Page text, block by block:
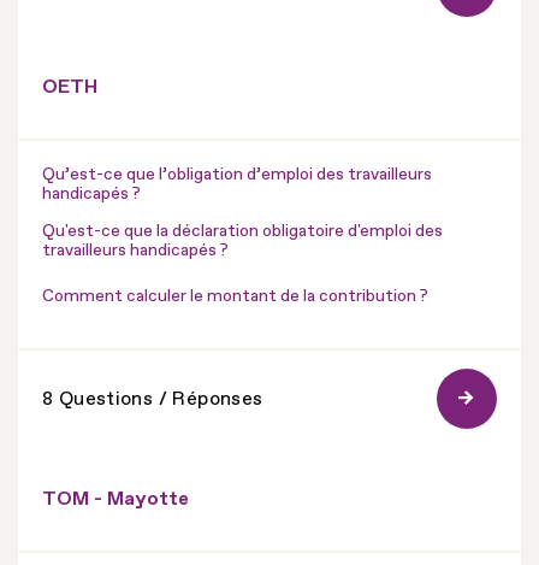
OETH
Qu’est-ce que l’obligation d’emploi des travailleurs
handicapés ?
Qu'est-ce que la déclaration obligatoire d'emploi des
travailleurs handicapés ?
Comment calculer le montant de la contribution ?
8 Questions / Réponses
TOM - Mayotte